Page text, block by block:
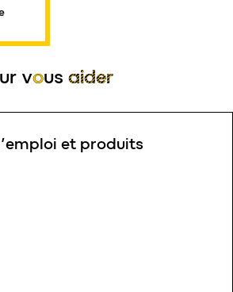
vous aider
et produits